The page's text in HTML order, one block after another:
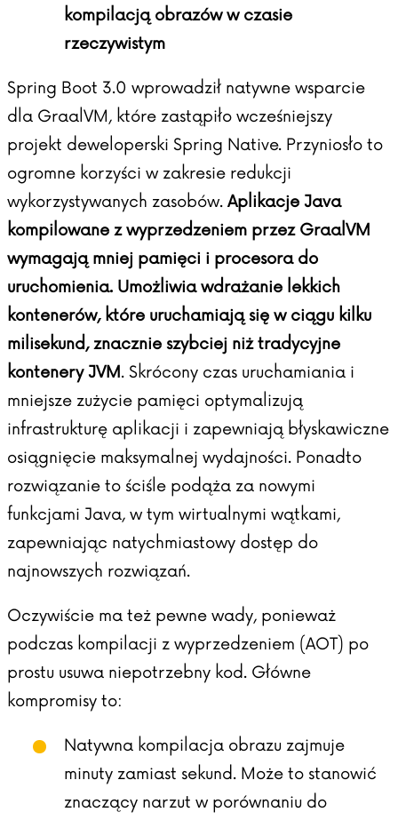
kompilacją obrazów w czasie
rzeczywistym
Spring Boot 3.0 wprowadził natywne wsparcie
dla GraalVM, które zastąpiło wcześniejszy
projekt deweloperski Spring Native. Przyniosło to
ogromne korzyści w zakresie redukcji
wykorzystywanych zasobów. Aplikacje Java
kompilowane z wyprzedzeniem przez GraalVM
wymagają mniej pamięci i procesora do
uruchomienia. Umożliwia wdrażanie lekkich
kontenerów, które uruchamiają się w ciągu kilku
milisekund, znacznie szybciej niż tradycyjne
kontenery JVM. Skrócony czas uruchamiania i
mniejsze zużycie pamięci optymalizują
infrastrukturę aplikacji i zapewniają błyskawiczne
osiągnięcie maksymalnej wydajności. Ponadto
rozwiązanie to ściśle podąża za nowymi
funkcjami Java, w tym wirtualnymi wątkami,
zapewniając natychmiastowy dostęp do
najnowszych rozwiązań.
Oczywiście ma też pewne wady, ponieważ
podczas kompilacji z wyprzedzeniem (AOT) po
prostu usuwa niepotrzebny kod. Główne
kompromisy to:
Natywna kompilacja obrazu zajmuje
minuty zamiast sekund. Może to stanowić
znaczący narzut w porównaniu do